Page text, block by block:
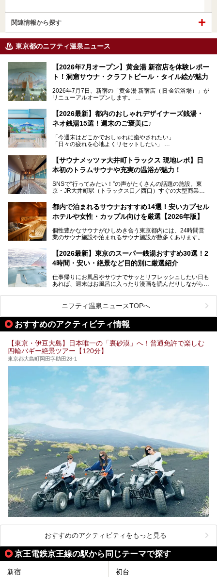
関連情報から探す
東京都のニフティ温泉ニュース
【2026年7月オープン】黄金湯 新宿店を体験レポー
ト！洞窟サウナ・クラフトビール・タイル絵が魅力
2026年7月7日、新宿の「黄金湯 新宿店（旧 金沢浴場）」が
リニューアルオープンします。
レトロでノスタルジックなタイル絵はそのまま、昔からここ
を知る地元の人にも、新しく足を運んでくれる人にも愛され
る、今の時代の"銭湯"として生まれ変わりました。洞窟のよ
ビアバーなど、新しく登場したスポットも併せて紹介しま
す。充実した設備があるのに、基本の入浴料が銭湯価格の5
【2026最新】都内のおしゃれデザイナーズ銭湯・
ネオ銭湯15選！週末のご褒美に♪
「今週末はどこかでおしゃれに癒やされたい」
「日々の疲れを心地よくリセットしたい」
となっている新しいスタイルの銭湯です。
最近、SNSやメディアで「デザイナーズ銭湯」や「ネオ銭
本記事では、そもそもこれらがどんな銭湯なのか、その気に
いおしゃれな名店15選を、おすすめの順番で一挙にご紹介
します。
【サウナメッツァ大井町トラックス 現地レポ】日
本初のトラムサウナや充実の温浴が魅力！
SNSで“行ってみたい！”の声がたくさんの話題の施設。東
京・JR大井町駅（トラックス口／西口）すぐの大型商業施
ツァ大井町トラックス」がニューオープン。施設の様子をレ
ポ―トします。
都内で泊まれるサウナおすすめ14選！安いカプセル
ホテルや女性・カップル向けを厳選【2026年版】
個性豊かなサウナがひしめき合う東京都内には、24時間営
業のサウナ施設や泊まれるサウナ施設が数多くあります。
を旅の目的とする「サ旅」や自分へのご褒美のための宿泊な
ど、自分の好きなタイミングで好きなだけサ活ができるのが
魅力です。
最近では、男性専用施設だけでなく、カップルや女性に嬉し
い個室サウナも増えてきました。
ら、特におすすめしたい施設14選をご紹介します。
してみてください。
【2026最新】東京のスーパー銭湯おすすめ30選！2
4時間・安い・絶景など目的別に厳選紹介
仕事帰りにお風呂やサウナでサッとリフレッシュしたい日も
あれば、週末はお風呂に入ったり漫画を読んだりしながら一
また、終電を逃してしまい、「このまま朝までゆっくりでき
る場所があれば」と探した経験がある人も多いのではないで
しょうか。
そこで本記事では、東京でおすすめのスーパー銭湯を、目的
24時間営業で宿泊できる施設や、1,000円以下で楽しめる安
い施設、デートや休日レジャーにもぴったりなエンタメ要素
が充実した施設など、利用のシーンに合わせて参考にしてく
ださい。
ニフティ温泉ニュースTOPへ
おすすめのアクティビティ情報
【東京・伊豆大島】日本唯一の「裏砂漠」へ！普通免許で楽しむ
四輪バギー絶景ツアー【120分】
東京都大島町岡田字助田28-1
おすすめのアクティビティをもっと見る
京王電鉄京王線の駅から同じテーマで探す
新宿 初台